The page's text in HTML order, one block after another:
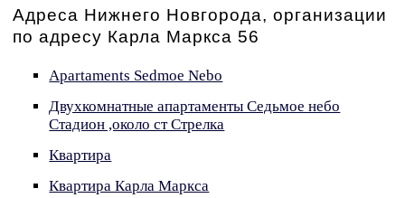
Адреса Нижнего Новгорода, организации
по адресу Карла Маркса 56
Apartaments Sedmoe Nebo
Двухкомнатные апартаменты Седьмое небо
Стадион ,около ст Стрелка
Квартира
Квартира Карла Маркса